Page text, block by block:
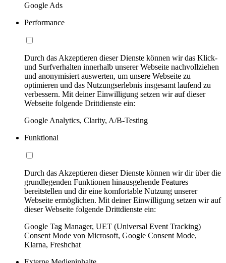
Google Ads
Performance
Durch das Akzeptieren dieser Dienste können wir das Klick-
und Surfverhalten innerhalb unserer Webseite nachvollziehen
und anonymisiert auswerten, um unsere Webseite zu
optimieren und das Nutzungserlebnis insgesamt laufend zu
verbessern. Mit deiner Einwilligung setzen wir auf dieser
Webseite folgende Drittdienste ein:
Google Analytics, Clarity, A/B-Testing
Funktional
Durch das Akzeptieren dieser Dienste können wir dir über die
grundlegenden Funktionen hinausgehende Features
bereitstellen und dir eine komfortable Nutzung unserer
Webseite ermöglichen. Mit deiner Einwilligung setzen wir auf
dieser Webseite folgende Drittdienste ein:
Google Tag Manager, UET (Universal Event Tracking)
Consent Mode von Microsoft, Google Consent Mode,
Klarna, Freshchat